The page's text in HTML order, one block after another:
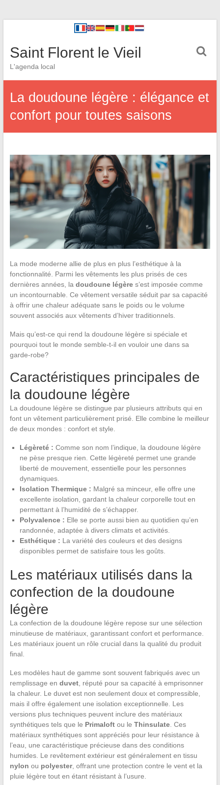
Saint Florent le Vieil
L'agenda local
La doudoune légère : élégance et
confort pour toutes saisons
La mode moderne allie de plus en plus l’esthétique à la
fonctionnalité. Parmi les vêtements les plus prisés de ces
dernières années, la doudoune légères’est imposée comme
un incontournable. Ce vêtement versatile séduit par sa capacité
à offrir une chaleur adéquate sans le poids ou le volume
souvent associés aux vêtements d’hiver traditionnels.
Mais qu’est-ce qui rend la doudoune légère si spéciale et
pourquoi tout le monde semble-t-il en vouloir une dans sa
garde-robe?
Caractéristiques principales de
la doudoune légère
La doudoune légère se distingue par plusieurs attributs qui en
font un vêtement particulièrement prisé. Elle combine le meilleur
de deux mondes : confort et style.
Légèreté : Comme son nom l’indique, la doudoune légère
ne pèse presque rien. Cette légèreté permet une grande
liberté de mouvement, essentielle pour les personnes
dynamiques.
Isolation Thermique : Malgré sa minceur, elle offre une
excellente isolation, gardant la chaleur corporelle tout en
permettant à l’humidité de s’échapper.
Polyvalence : Elle se porte aussi bien au quotidien qu’en
randonnée, adaptée à divers climats et activités.
Esthétique : La variété des couleurs et des designs
disponibles permet de satisfaire tous les goûts.
Les matériaux utilisés dans la
confection de la doudoune
légère
La confection de la doudoune légère repose sur une sélection
minutieuse de matériaux, garantissant confort et performance.
Les matériaux jouent un rôle crucial dans la qualité du produit
final.
Les modèles haut de gamme sont souvent fabriqués avec un
remplissage en duvet, réputé pour sa capacité à emprisonner
la chaleur. Le duvet est non seulement doux et compressible,
mais il offre également une isolation exceptionnelle. Les
versions plus techniques peuvent inclure des matériaux
synthétiques tels que le Primaloftou le Thinsulate. Ces
matériaux synthétiques sont appréciés pour leur résistance à
l’eau, une caractéristique précieuse dans des conditions
humides. Le revêtement extérieur est généralement en tissu
nylon ou polyester, offrant une protection contre le vent et la
pluie légère tout en étant résistant à l’usure.